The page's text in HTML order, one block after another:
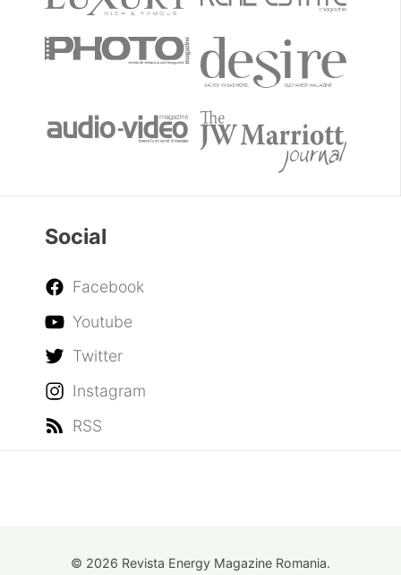
Social
Facebook
Youtube
Twitter
Instagram
RSS
© 2026 Revista Energy Magazine Romania.